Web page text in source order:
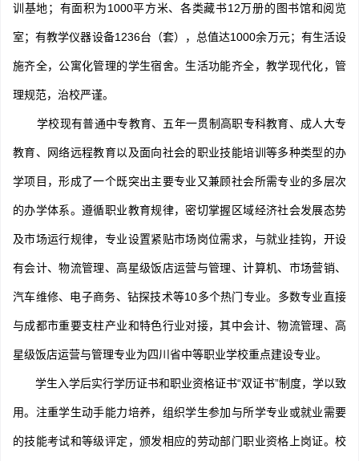
训基地；有面积为1000平方米、各类藏书12万册的图书馆和阅览
室；有教学仪器设备1236台（套），总值达1000余万元；有生活设
施齐全，公寓化管理的学生宿舍。生活功能齐全，教学现代化，管
理规范，治校严谨。
学校现有普通中专教育、五年一贯制高职专科教育、成人大专
教育、网络远程教育以及面向社会的职业技能培训等多种类型的办
学项目，形成了一个既突出主要专业又兼顾社会所需专业的多层次
的办学体系。遵循职业教育规律，密切掌握区域经济社会发展态势
及市场运行规律，专业设置紧贴市场岗位需求，与就业挂钩，开设
有会计、物流管理、高星级饭店运营与管理、计算机、市场营销、
汽车维修、电子商务、钻探技术等10多个热门专业。多数专业直接
与成都市重要支柱产业和特色行业对接，其中会计、物流管理、高
星级饭店运营与管理专业为四川省中等职业学校重点建设专业。
学生入学后实行学历证书和职业资格证书“双证书”制度，学以致
用。注重学生动手能力培养，组织学生参加与所学专业或就业需要
的技能考试和等级评定，颁发相应的劳动部门职业资格上岗证。校